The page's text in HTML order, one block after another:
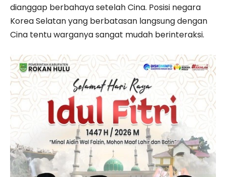
dianggap berbahaya setelah Cina. Posisi negara
Korea Selatan yang berbatasan langsung dengan
Cina tentu warganya sangat mudah berinteraksi.